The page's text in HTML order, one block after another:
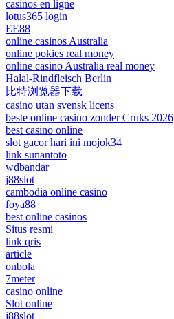
casinos en ligne
lotus365 login
EE88
online casinos Australia
online pokies real money
online casino Australia real money
Halal-Rindfleisch Berlin
比特浏览器下载
casino utan svensk licens
beste online casino zonder Cruks 2026
best casino online
slot gacor hari ini mojok34
link sunantoto
wdbandar
j88slot
cambodia online casino
foya88
best online casinos
Situs resmi
link qris
article
onbola
7meter
casino online
Slot online
j88slot